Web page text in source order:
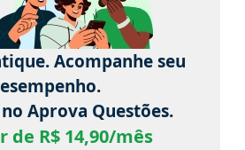
Acompanhe seu
Aprova Questões.
de R$ 14,90/mês